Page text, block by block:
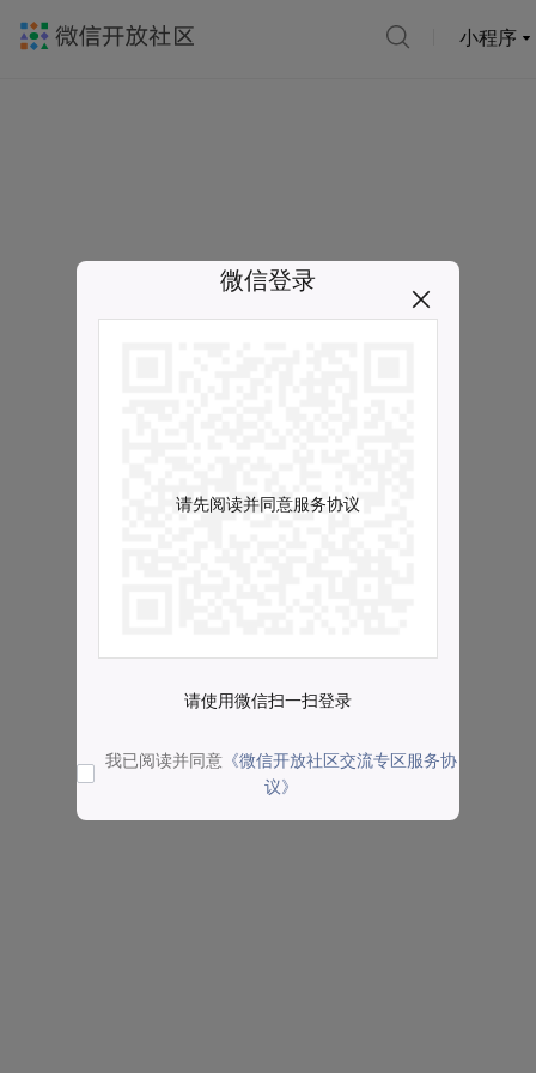
小程序
微信登录
请先阅读并同意服务协议
请使用微信扫一扫登录
我已阅读并同意 《微信开放社区交流专区服务协
议》